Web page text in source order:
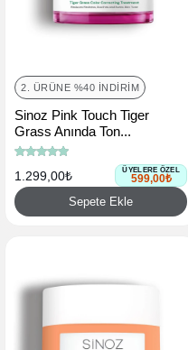
2. ÜRÜNE %40 İNDIRIM
Sinoz Pink Touch Tiger
Grass Anında Ton...
1.299,00₺ ÜYELERE ÖZEL
599,00₺
Sepete Ekle